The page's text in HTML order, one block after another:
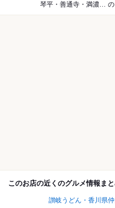
琴平・善通寺・満濃池周辺×カフェ
このお店の近くのグルメ情報ま
讃岐うどん・香川県